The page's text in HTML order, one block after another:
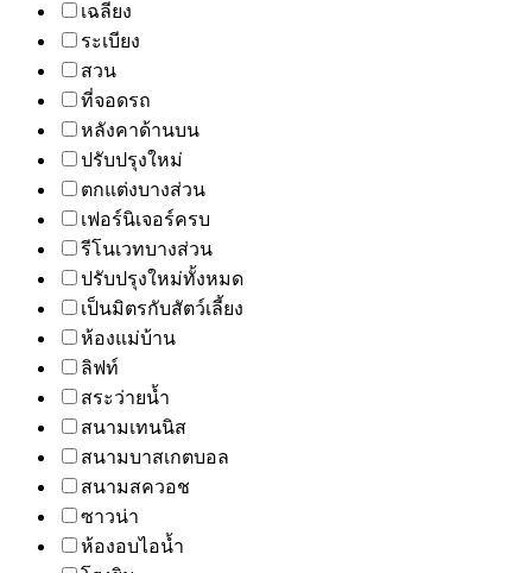
เฉลียง
ระเบียง
สวน
ที่จอดรถ
หลังคาด้านบน
ปรับปรุงใหม่
ตกแต่งบางส่วน
เฟอร์นิเจอร์ครบ
รีโนเวทบางส่วน
ปรับปรุงใหม่ทั้งหมด
เป็นมิตรกับสัตว์เลี้ยง
ห้องแม่บ้าน
ลิฟท์
สระว่ายน้ำ
สนามเทนนิส
สนามบาสเกตบอล
สนามสควอช
ซาวน่า
ห้องอบไอน้ำ